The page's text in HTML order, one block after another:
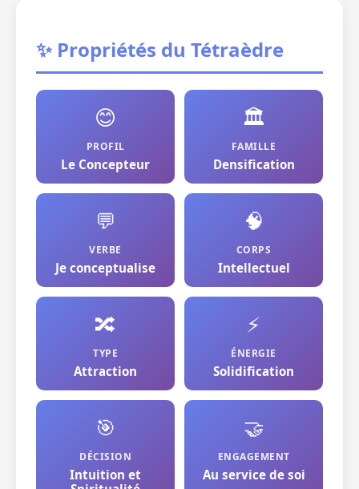
✨ Propriétés du Tétraèdre
😊
PROFIL
Le Concepteur
🏛️
FAMILLE
Densification
💬
VERBE
Je conceptualise
🧠
CORPS
Intellectuel
🔀
TYPE
Attraction
⚡
ÉNERGIE
Solidification
🎯
DÉCISION
Intuition et
🤝
ENGAGEMENT
Au service de soi